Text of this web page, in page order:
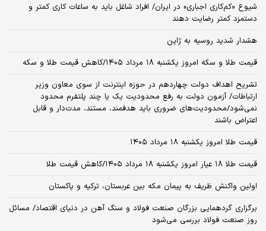
شیوع «کم‌کاری اجباری» در ایران/ افراد شاغل باید به ساعات کاری کمتر و
دستمزد کمتر رضایت دهند
هشدار شدید روسیه به ژاپن
قیمت طلا و سکه امروز یکشنبه ۱۸ مرداد ۱۴۰۵/کاهش قیمت طلا و سکه
تشریح اهداف دولت چهاردهم در حوزه اینترنت از سوی معاون وزیر
ارتباطات/ آزمون دولت به رفع محدودیت یک یا چند پلتفرم محدود
نمی‌‎شود/محدودیت‌های ضروری باید هدفمند، مستند، مدت‌دار و قابل
اعتراض باشند
قیمت طلا امروز یکشنبه ۱۸ مرداد ۱۴۰۵
قیمت طلا ۱۸ عیار امروز یکشنبه ۱۸ مرداد ۱۴۰۵/کاهش قیمت طلا
اولین واکنش ظریف به پیمان مکه بین عربستان، ترکیه و پاکستان
برگزاری گردهمایی بزرگان صنعت فولاد و سنگ آهن در دنیای اقتصاد/ مسائل
روز صنعت فولاد بررسی می‌شود